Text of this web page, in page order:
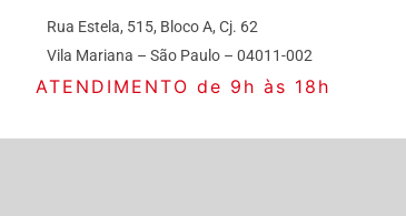
Rua Estela, 515, Bloco A, Cj. 62
Vila Mariana – São Paulo – 04011-002
ATENDIMENTO de 9h às 18h